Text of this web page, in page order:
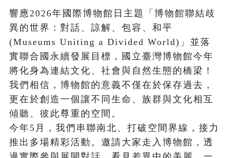
響應2026年國際博物館日主題「博物館聯結歧
異的世界：對話、諒解、包容、和平
(Museums Uniting a Divided World)」並落
實聯合國永續發展目標，國立臺灣博物館今年
將化身為連結文化、社會與自然生態的橋梁！
我們相信，博物館的意義不僅在於保存過去，
更在於創造一個讓不同生命、族群與文化相互
傾聽、彼此尊重的空間。
今年5月，我們串聯南北、打破空間界線，接力
推出多場精彩活動。邀請大家走入博物館，透